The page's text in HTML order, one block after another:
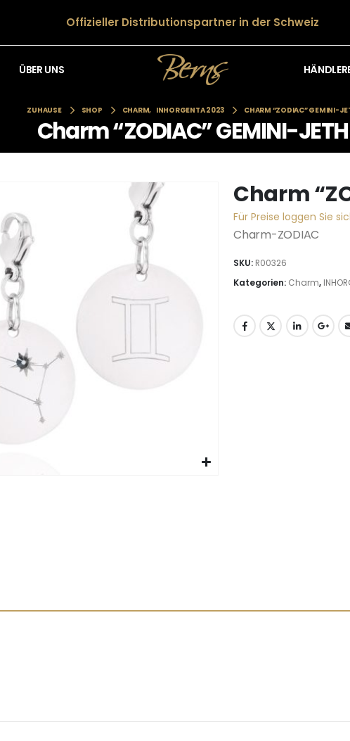
Offizieller Distributionspartner in der Schweiz
ÜBER UNS
ZUHAUSE SHOP CHARM, INHORGENTA 2023 CHARM “ZODIAC” GEMINI-
Charm “ZODIAC” GEMINI-JETH
Charm
Für Preise loggen Sie
Charm-ZODIAC
SKU: R00326
Kategorien: Charm,